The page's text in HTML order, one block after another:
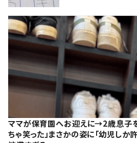
ママが保育園へお迎えに→2歳息子
ちゃ笑った」まさかの姿に「幼児しか